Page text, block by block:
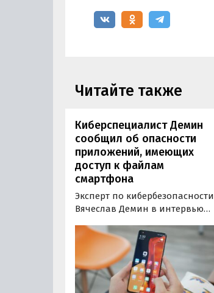
Читайте также
Киберспециалист Демин
сообщил об опасности
приложений, имеющих
доступ к файлам
смартфона
Эксперт по кибербезопасности
Вячеслав Демин в интервью
опасности некоторых
мобильных приложений,
способных автономно
отправлять сообщения,
записывать звук с микрофона